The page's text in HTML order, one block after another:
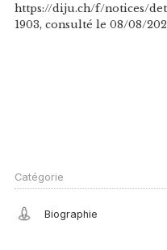
https://diju.ch/f/notices/
1903, consulté le 08/08/
Catégorie
Biographie